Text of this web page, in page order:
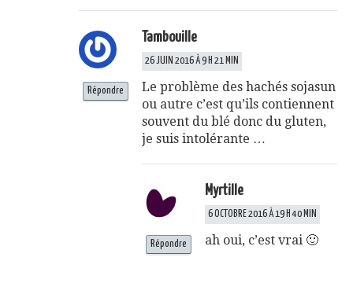
Tambouille
26 JUIN 2016 À 9 H 21 MIN
Le problème des hachés sojasun
ou autre c’est qu’ils contiennent
souvent du blé donc du gluten,
je suis intolérante …
Répondre
Myrtille
6 OCTOBRE 2016 À 19 H 40 MIN
ah oui, c’est vrai 🙂
Répondre